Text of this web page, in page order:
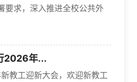
要求，深入推进全校公共外
2026年...
教工迎新大会，欢迎新教工